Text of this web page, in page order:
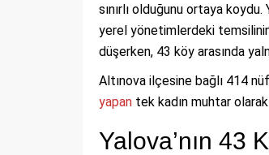
sınırlı olduğunu ortaya
yerel yönetimlerdeki
düşerken, 43 köy arasında
Altınova ilçesine bağlı 414
yapan tek kadın muhtar
Yalova’nın 43